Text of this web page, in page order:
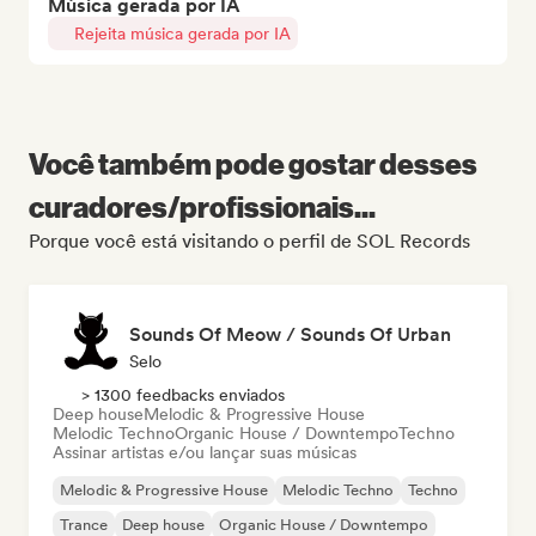
Música gerada por IA
Rejeita música gerada por IA
Você também pode gostar desses
curadores/profissionais...
Porque você está visitando o perfil de SOL Records
Sounds Of Meow / Sounds Of Urban
Selo
> 1300 feedbacks enviados
Deep houseMelodic & Progressive House
Melodic TechnoOrganic House / DowntempoTechno
Assinar artistas e/ou lançar suas músicas
Melodic & Progressive House Melodic Techno
Techno
Trance
Deep house Organic House / Downtempo